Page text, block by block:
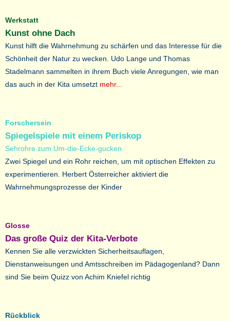
Werkstatt
Kunst ohne Dach
Kunst hilft die Wahrnehmung zu schärfen und das Interesse für die
Schönheit der Natur zu wecken. Udo Lange und Thomas
Stadelmann sammelten in ihrem Buch viele Anregungen, wie man
das auch in der Kita umsetzt mehr...
Forschersein
Spiegelspiele mit einem Periskop
Sehrohre zum Um-die-Ecke-gucken
Zwei Spiegel und ein Rohr reichen, um mit optischen Effekten zu
experimentieren. Herbert Österreicher aktiviert die
Wahrnehmungsprozesse der Kinder
Glosse
Das große Quiz der Kita-Verbote
Kennen Sie alle verzwickten Sicherheitsauflagen,
Dienstanweisungen und Amtsschreiben im Pädagogenland? Dann
sind Sie beim Quizz von Achim Kniefel richtig
Rückblick